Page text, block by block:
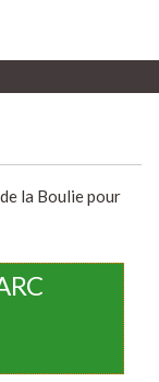
la Boulie pour